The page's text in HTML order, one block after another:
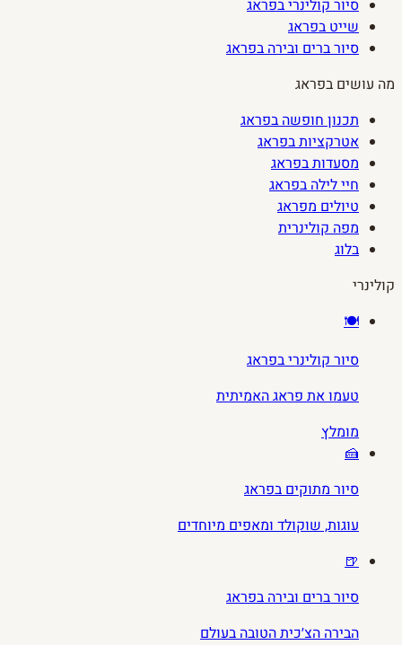
סיור קולינרי בפראג
שייט בפראג
סיור ברים ובירה בפראג
מה עושים בפראג
תכנון חופשה בפראג
אטרקציות בפראג
מסעדות בפראג
חיי לילה בפראג
טיולים מפראג
מפה קולינרית
בלוג
קולינרי
🍽️
סיור קולינרי בפראג
טעמו את פראג האמיתית
מומלץ
🍰
סיור מתוקים בפראג
עוגות, שוקולד ומאפים מיוחדים
🍺
סיור ברים ובירה בפראג
הבירה הצ׳כית הטובה בעולם